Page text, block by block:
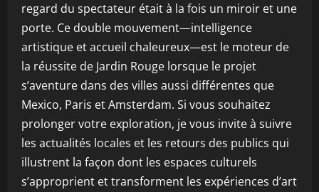
regard du spectateur était à la fois un miroir et une
porte. Ce double mouvement—intelligence
artistique et accueil chaleureux—est le moteur de
la réussite de Jardin Rouge lorsque le projet
s’aventure dans des villes aussi différentes que
Mexico, Paris et Amsterdam. Si vous souhaitez
prolonger votre exploration, je vous invite à suivre
les actualités locales et les retours des publics qui
illustrent la façon dont les espaces culturels
s’approprient et transforment les expériences d’art